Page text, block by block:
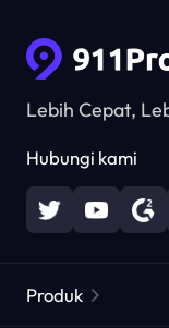
Lebih Cepat,
Hubungi kami
Produk